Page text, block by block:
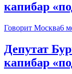
капибар
Говорит Москва6
Депутат
капибар